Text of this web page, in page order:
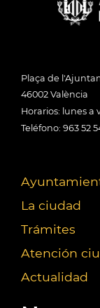
Plaça de
46002 València
Horarios: lunes a
Teléfono: 963 52
La ciudad
Trámites
Atención
Actualidad